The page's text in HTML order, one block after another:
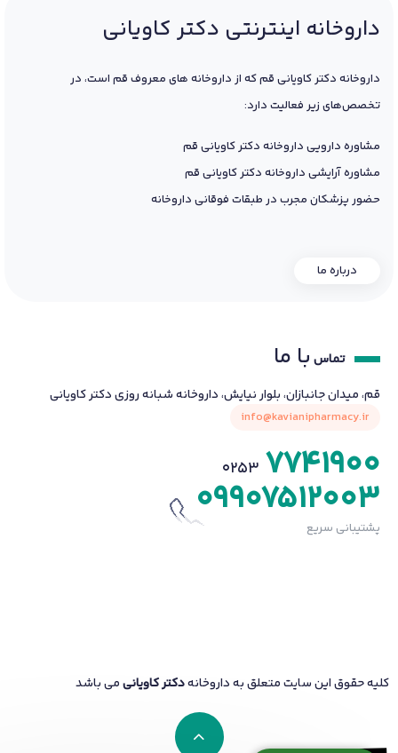
داروخانه اینترنتی دکتر کاویانی
داروخانه دکتر کاویانی قم که از داروخانه های معروف قم است، در
تخصص‌های زیر فعالیت دارد:
مشاوره دارویی داروخانه دکتر کاویانی قم
مشاوره آرایشی داروخانه دکتر کاویانی قم
حضور پزشکان مجرب در طبقات فوقانی داروخانه
درباره ما
تماس با ما
قم، میدان جانبازان، بلوار نیایش، داروخانه شبانه روزی دکتر کاویانی
info@kavianipharmacy.ir
0253 7741900
09907512003
پشتیبانی سریع
کلیه حقوق این سایت متعلق به داروخانهدکتر کاویانیمی باشد